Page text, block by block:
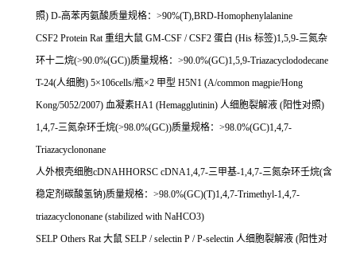
照) D-高苯丙氨酸质量规格： >90%(T),BRD-Homophenylalanine
CSF2 Protein Rat重组大鼠 GM-CSF / CSF2 蛋白 (His 标签)1,5,9-三氮杂
环十二烷(>90.0%(GC))质量规格： >90.0%(GC)1,5,9-Triazacyclododecane
T-24(人细胞) 5×106cells/瓶×2 甲型 H5N1 (A/common magpie/Hong
Kong/5052/2007) 血凝素HA1 (Hemagglutinin) 人细胞裂解液 (阳性对照)
1,4,7-三氮杂环壬烷(>98.0%(GC))质量规格： >98.0%(GC)1,4,7-
Triazacyclononane
人外根壳细胞cDNAHHORSC cDNA1,4,7-三甲基-1,4,7-三氮杂环壬烷(含
稳定剂碳酸氢钠)质量规格： >98.0%(GC)(T)1,4,7-Trimethyl-1,4,7-
triazacyclononane (stabilized with NaHCO3)
SELP Others Rat大鼠 SELP / selectin P / P-selectin 人细胞裂解液 (阳性对